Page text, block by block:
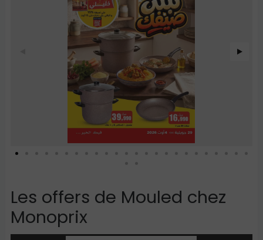
Les offers de Mouled chez
Monoprix